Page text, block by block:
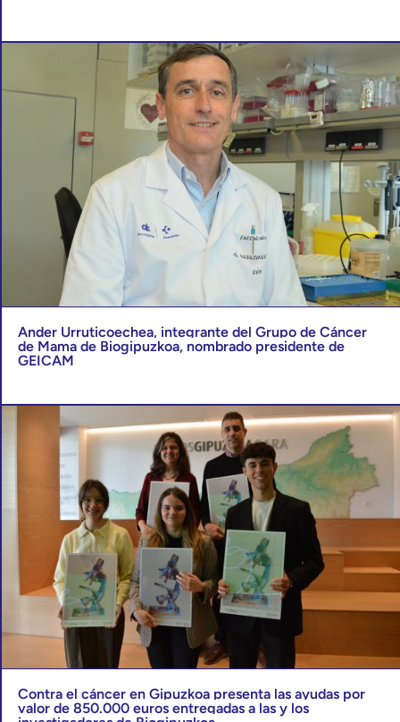
Ander Urruticoechea, integrante del Grupo de Cáncer
de Mama de Biogipuzkoa, nombrado presidente de
GEICAM
Contra el cáncer en Gipuzkoa presenta las ayudas por
valor de 850.000 euros entregadas a las y los